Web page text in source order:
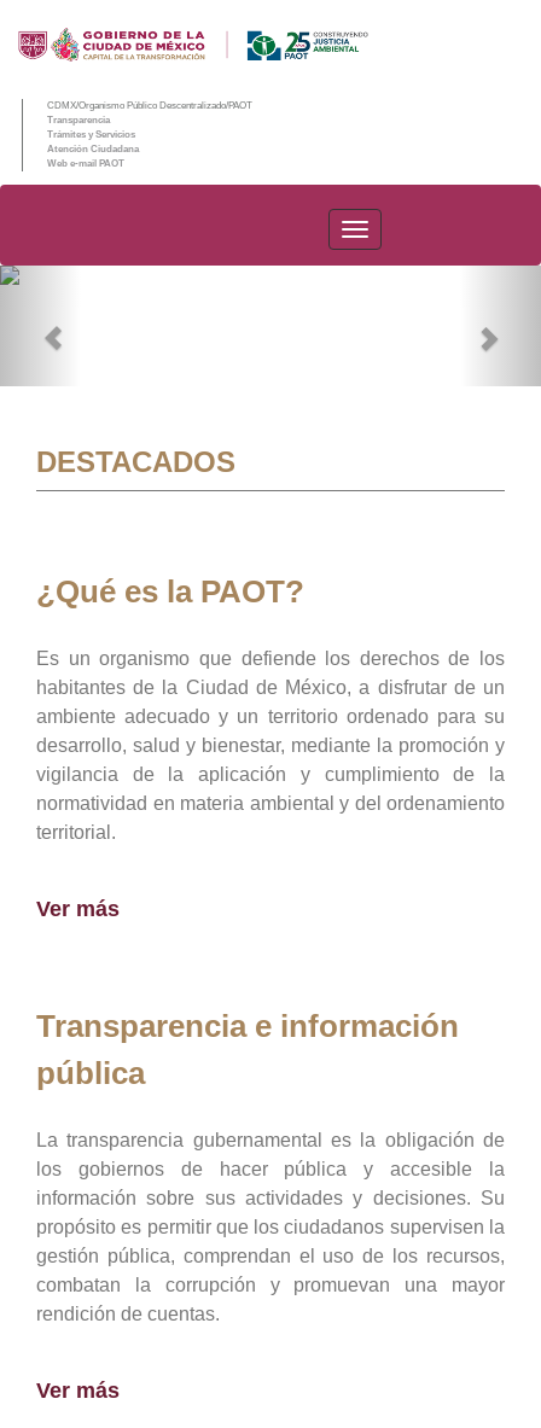
CDMX/Organismo Público Descentralizado/PAOT
Transparencia
Trámites y Servicios
Atención Ciudadana
Web e-mail PAOT
PAOT
DESTACADOS
¿Qué es la PAOT?
Es un organismo que defiende los derechos de los
habitantes de la Ciudad de México, a disfrutar de un
ambiente adecuado y un territorio ordenado para su
desarrollo, salud y bienestar, mediante la promoción y
vigilancia de la aplicación y cumplimiento de la
normatividad en materia ambiental y del ordenamiento
territorial.
Ver más
Transparencia e información
pública
La transparencia gubernamental es la obligación de
los gobiernos de hacer pública y accesible la
información sobre sus actividades y decisiones. Su
propósito es permitir que los ciudadanos supervisen la
gestión pública, comprendan el uso de los recursos,
combatan la corrupción y promuevan una mayor
rendición de cuentas.
Ver más